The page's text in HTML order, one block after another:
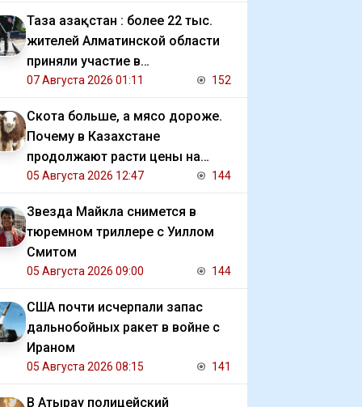
Таза Қазақстан : более 22 тыс.
жителей Алматинской области
приняли участие в
экологической акции
07 Августа 2026 01:11 152
Скота больше, а мясо дороже.
Почему в Казахстане
продолжают расти цены на
баранину и конину
05 Августа 2026 12:47 144
Звезда Майкла снимется в
тюремном триллере с Уиллом
Смитом
05 Августа 2026 09:00 144
США почти исчерпали запас
дальнобойных ракет в войне с
Ираном
05 Августа 2026 08:15 141
В Атырау полицейский